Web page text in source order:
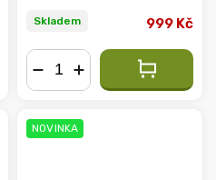
Skladem 999 Kč
NOVINKA